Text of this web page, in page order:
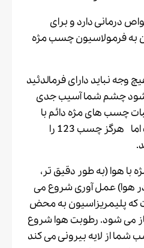
درمانی دارد و برای
به فرمولاسیون چسب مژه
نباید دارای فرمالدئید
چشم شما آسیب جدی
چسب های مژه دائم با
چسب 123 مشترک است اما هرگز چسب 123 را
هوا (به طور دقیق تر،
هوا) عمل آوری شروع می
که پلیمریزاسیون به محض
می شود. رطوبت هوا شروع
از لایه بیرونی می کند